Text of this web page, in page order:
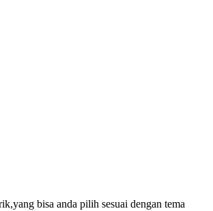
bisa anda pilih sesuai dengan tema